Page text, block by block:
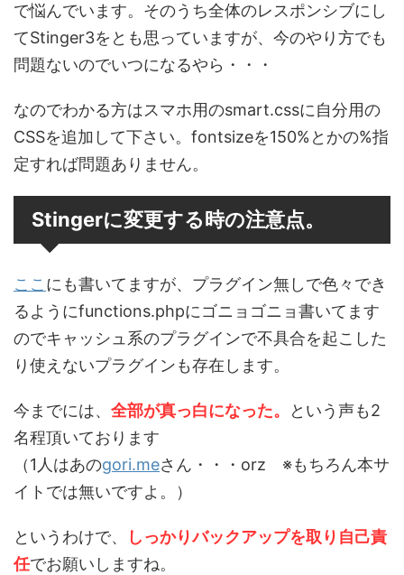
で悩んでいます。そのうち全体のレスポンシブにし
てStinger3をとも思っていますが、今のやり方でも
問題ないのでいつになるやら・・・
なのでわかる方はスマホ用のsmart.cssに自分用の
CSSを追加して下さい。fontsizeを150%とかの%指
定すれば問題ありません。
Stingerに変更する時の注意点。
ここにも書いてますが、プラグイン無しで色々でき
るようにfunctions.phpにゴニョゴニョ書いてます
のでキャッシュ系のプラグインで不具合を起こした
り使えないプラグインも存在します。
今までには、 全部が真っ白になった。
という声も2
名程頂いております
（1人はあのgori.meさん・・・orz ※もちろん本サ
イトでは無いですよ。）
というわけで、
しっかりバックアップを取り自己責
任でお願いしますね。